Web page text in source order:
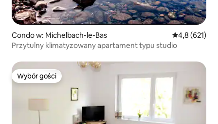
Condo w: Michelbach-le-Bas Średnia
4,8 (621)
Przytulny klimatyzowany apartament typu studio
Wybór gości
Wybór gości